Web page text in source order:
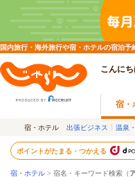
国内旅行・海外旅行や宿・ホテルの宿泊
こんに
宿・
宿・ホテル 出張ビジネス 温泉
ポイントがたまる・つかえる
宿・ホテル > 宿名・キーワード検索（